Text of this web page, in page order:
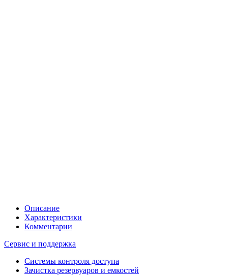
Описание
Характеристики
Комментарии
Сервис и поддержка
Системы контроля доступа
Зачистка резервуаров и емкостей